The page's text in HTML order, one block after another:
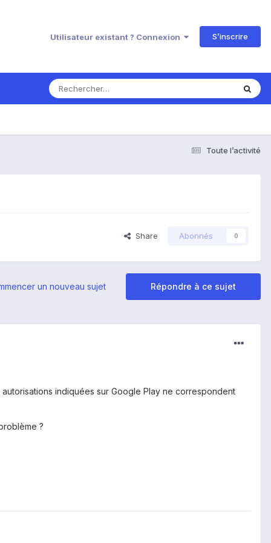
Utilisateur existant ? Connexion S’inscrire
Toute l’activité
Share Abonnés 0
Répondre à ce sujet
un nouveau sujet
indiquées sur Google Play ne correspondent
?